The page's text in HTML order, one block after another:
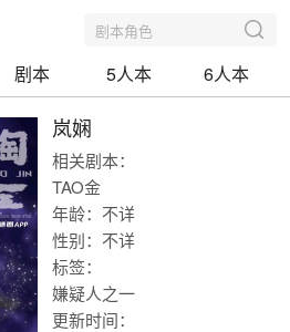
剧本角色
剧本 5人本 6人本
岚娴
相关剧本：
TAO金
年龄：不详
性别：不详
标签：
嫌疑人之一
更新时间：